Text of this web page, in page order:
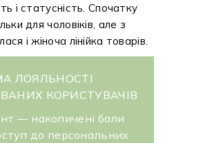
і статусність. Спочатку
для чоловіків, але з
і жіноча лінійка товарів.
ЛОЯЛЬНОСТІ
КОРИСТУВАЧІВ
— накопичені бали
до персональних